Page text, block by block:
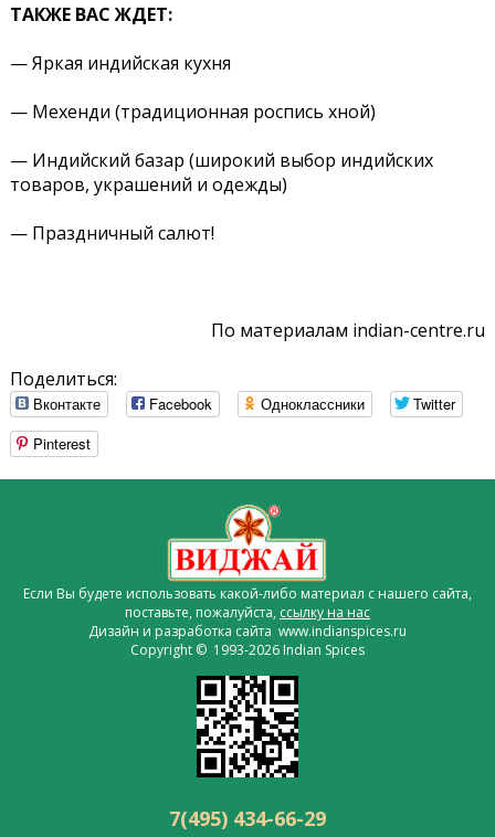
ТАКЖЕ ВАС ЖДЕТ:
— Яркая индийская кухня
— Мехенди (традиционная роспись хной)
— Индийский базар (широкий выбор индийских
товаров, украшений и одежды)
— Праздничный салют!
По материалам indian-centre.ru
Поделиться:
Вконтакте Facebook Одноклассники
Twitter
Pinterest
Если Вы будете использовать какой-либо материал с нашего сайта,
поставьте, пожалуйста, ссылку на нас
Дизайн и разработка сайта www.indianspices.ru
Copyright © 1993-2026 Indian Spices
7(495) 434-66-29